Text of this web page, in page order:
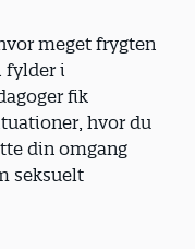
­meget frygten
fylder i
fik
hvor du
din omgang
seksuelt